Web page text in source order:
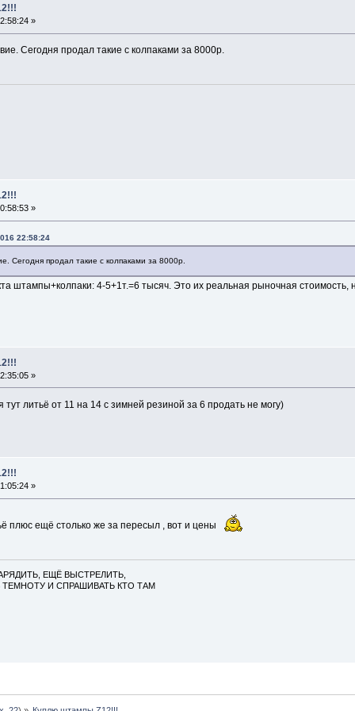
»
Сегодня продал такие с колпаками за 8000р.
»
22:58:24
Сегодня продал такие с колпаками за 8000р.
штампы+колпаки: 4-5+1т.=6 тысяч. Это их реальная рыночная стоимость,
»
литьё от 11 на 14 с зимней резиной за 6 продать не могу)
»
плюс ещё столько же за пересыл , вот и цены
ЕЩЁ ВЫСТРЕЛИТЬ,
И СПРАШИВАТЬ КТО ТАМ